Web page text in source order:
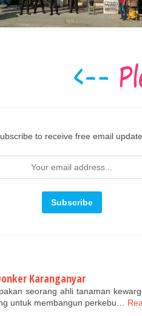
to receive free email
Karanganyar
seorang ahli tanaman
untuk membangun perkebu…